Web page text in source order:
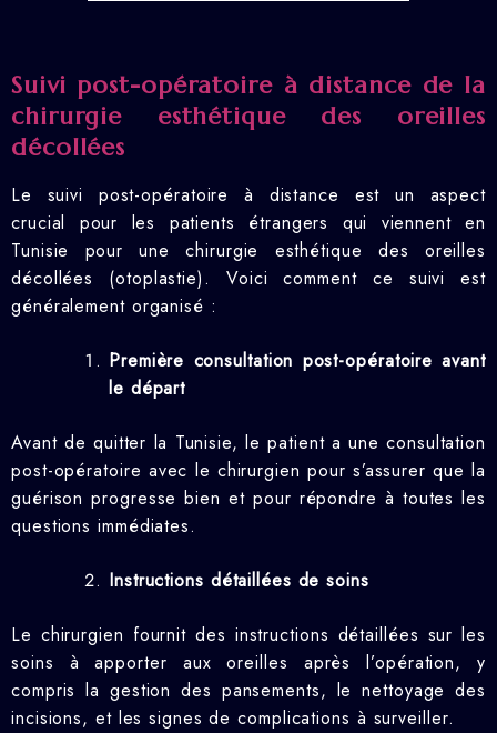
Suivi post-opératoire à distance de la
chirurgie esthétique des oreilles
décollées
Le suivi post-opératoire à distance est un aspect
crucial pour les patients étrangers qui viennent en
Tunisie pour une chirurgie esthétique des oreilles
décollées (otoplastie). Voici comment ce suivi est
généralement organisé :
Première consultation post-opératoire avant
le départ
Avant de quitter la Tunisie, le patient a une consultation
post-opératoire avec le chirurgien pour s’assurer que la
guérison progresse bien et pour répondre à toutes les
questions immédiates.
Instructions détaillées de soins
Le chirurgien fournit des instructions détaillées sur les
soins à apporter aux oreilles après l’opération, y
compris la gestion des pansements, le nettoyage des
incisions, et les signes de complications à surveiller.